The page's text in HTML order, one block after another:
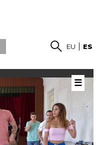
EU ES
☰